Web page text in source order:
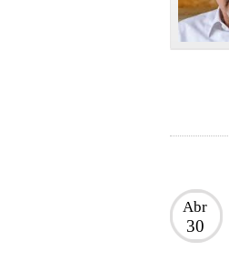
Abr
30